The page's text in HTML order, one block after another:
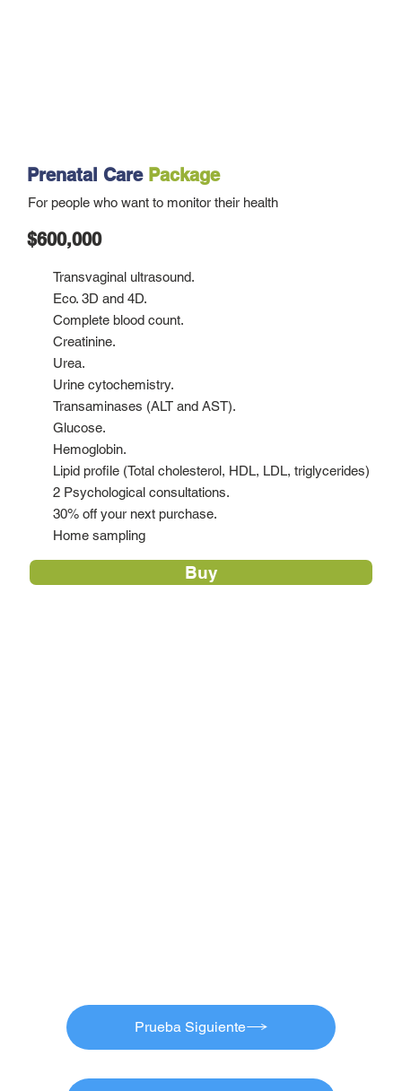
Prenatal Care Package
For people who want to monitor their health
$600,000
Transvaginal ultrasound.
Eco. 3D and 4D.
Complete blood count.
Creatinine.
Urea.
Urine cytochemistry.
Transaminases (ALT and AST).
Glucose.
Hemoglobin.
Lipid profile (Total cholesterol, HDL, LDL, triglycerides)
2 Psychological consultations.
30% off your next purchase.
Home sampling
Buy
Prueba Siguiente